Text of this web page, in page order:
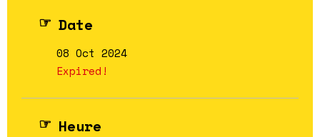
Date
08 Oct 2024
Expired!
Heure